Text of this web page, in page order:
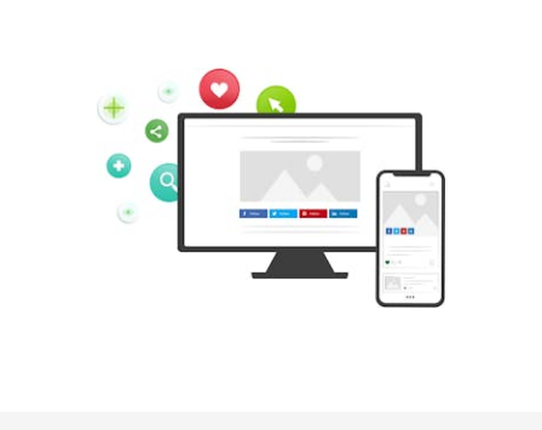
Tumblr Yelp Digg